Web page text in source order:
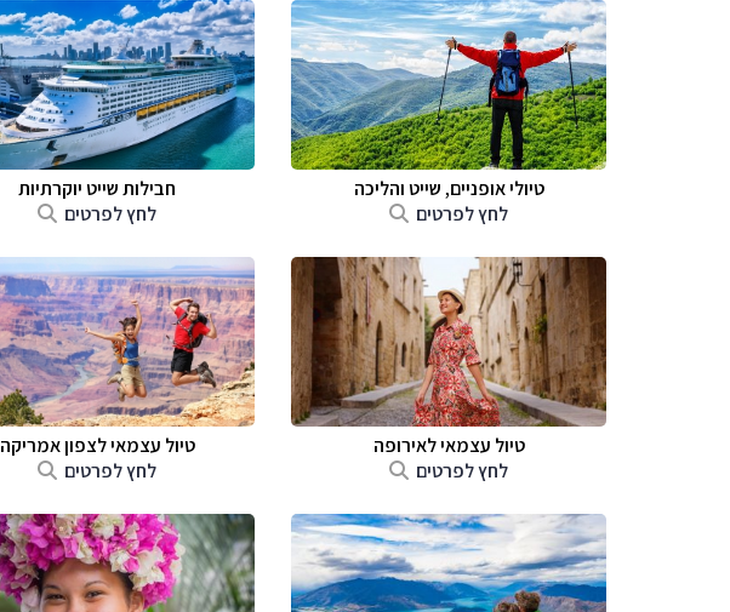
טיולי אופניים, שייט והליכה
לחץ לפרטים
חבילות שייט יוקרתיות
לחץ לפרטים
טיול עצמאי לאירופה
לחץ לפרטים
טיול עצמאי לצפון אמריקה
לחץ לפרטים